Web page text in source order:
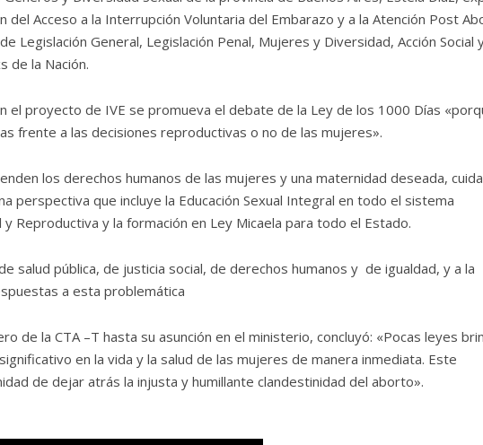
Acceso a la Interrupción Voluntaria del Embarazo y a la Atención Post
Legislación General, Legislación Penal, Mujeres y Diversidad, Acción Social
de la Nación.
el proyecto de IVE se promueva el debate de la Ley de los 1000 Días
frente a las decisiones reproductivas o no de las mujeres».
los derechos humanos de las mujeres y una maternidad deseada,
perspectiva que incluye la Educación Sexual Integral en todo el sistema
Reproductiva y la formación en Ley Micaela para todo el Estado.
salud pública, de justicia social, de derechos humanos y de igualdad, y a la
a esta problemática
de la CTA –T hasta su asunción en el ministerio, concluyó: «Pocas leyes
en la vida y la salud de las mujeres de manera inmediata. Este
de dejar atrás la injusta y humillante clandestinidad del aborto».